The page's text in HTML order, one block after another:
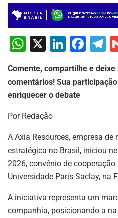
W
at
s
A
p
p
X
Li
k
e
F
c
o
k
T
el
e
gr
Comente, compartilhe e
comentários! Sua
enriquecer o debate
Por Redação
A Axía Resources, empresa
estratégica no Brasil, iniciou
2026, convênio de
Universidade Paris-Saclay, na
A iniciativa representa um
companhia, posicionando-a